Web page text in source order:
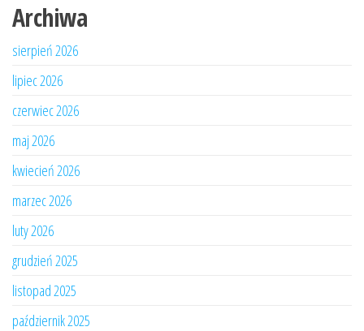
Archiwa
sierpień 2026
lipiec 2026
czerwiec 2026
maj 2026
kwiecień 2026
marzec 2026
luty 2026
grudzień 2025
listopad 2025
październik 2025